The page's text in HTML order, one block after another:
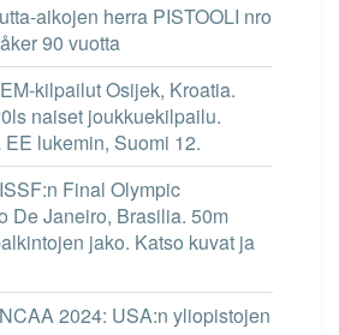
aikojen herra PISTOOLI nro
90 vuotta
EM-kilpailut Osijek, Kroatia.
naiset joukkuekilpailu.
lukemin, Suomi 12.
ISSF:n Final Olympic
De Janeiro, Brasilia. 50m
jako. Katso kuvat ja
NCAA 2024: USA:n yliopistojen